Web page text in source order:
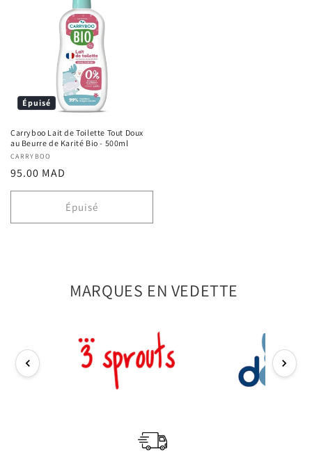
Épuisé
Carryboo Lait de Toilette Tout Doux
au Beurre de Karité Bio - 500ml
Fournisseur :
CARRYBOO
Prix
habituel
95.00 MAD
Épuisé
MARQUES EN VEDETTE